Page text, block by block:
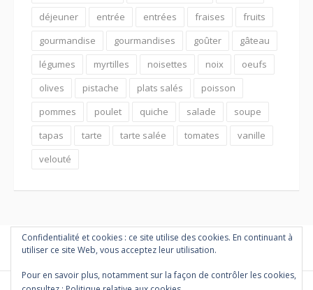
déjeuner
entrée entrées fraises
fruits
gourmandise
gourmandises goûter
gâteau
légumes
myrtilles noisettes noix
oeufs
olives
pistache plats salés
poisson
pommes
poulet quiche salade
soupe
tapas
tarte tarte salée tomates
vanille
velouté
Confidentialité et cookies : ce site utilise des cookies. En continuant à
utiliser ce site Web, vous acceptez leur utilisation.
Pour en savoir plus, notamment sur la façon de contrôler les cookies,